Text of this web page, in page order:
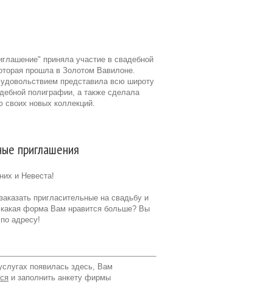
приняла участие в свадебной
прошла в Золотом Вавилоне.
представила всю широту
полиграфии, а также сделала
своих новых коллекций.
приглашения
и Невеста!
пригласительные на свадьбу и
какая форма Вам нравится больше? Вы
адресу!
появилась здесь, Вам
и заполнить анкету фирмы